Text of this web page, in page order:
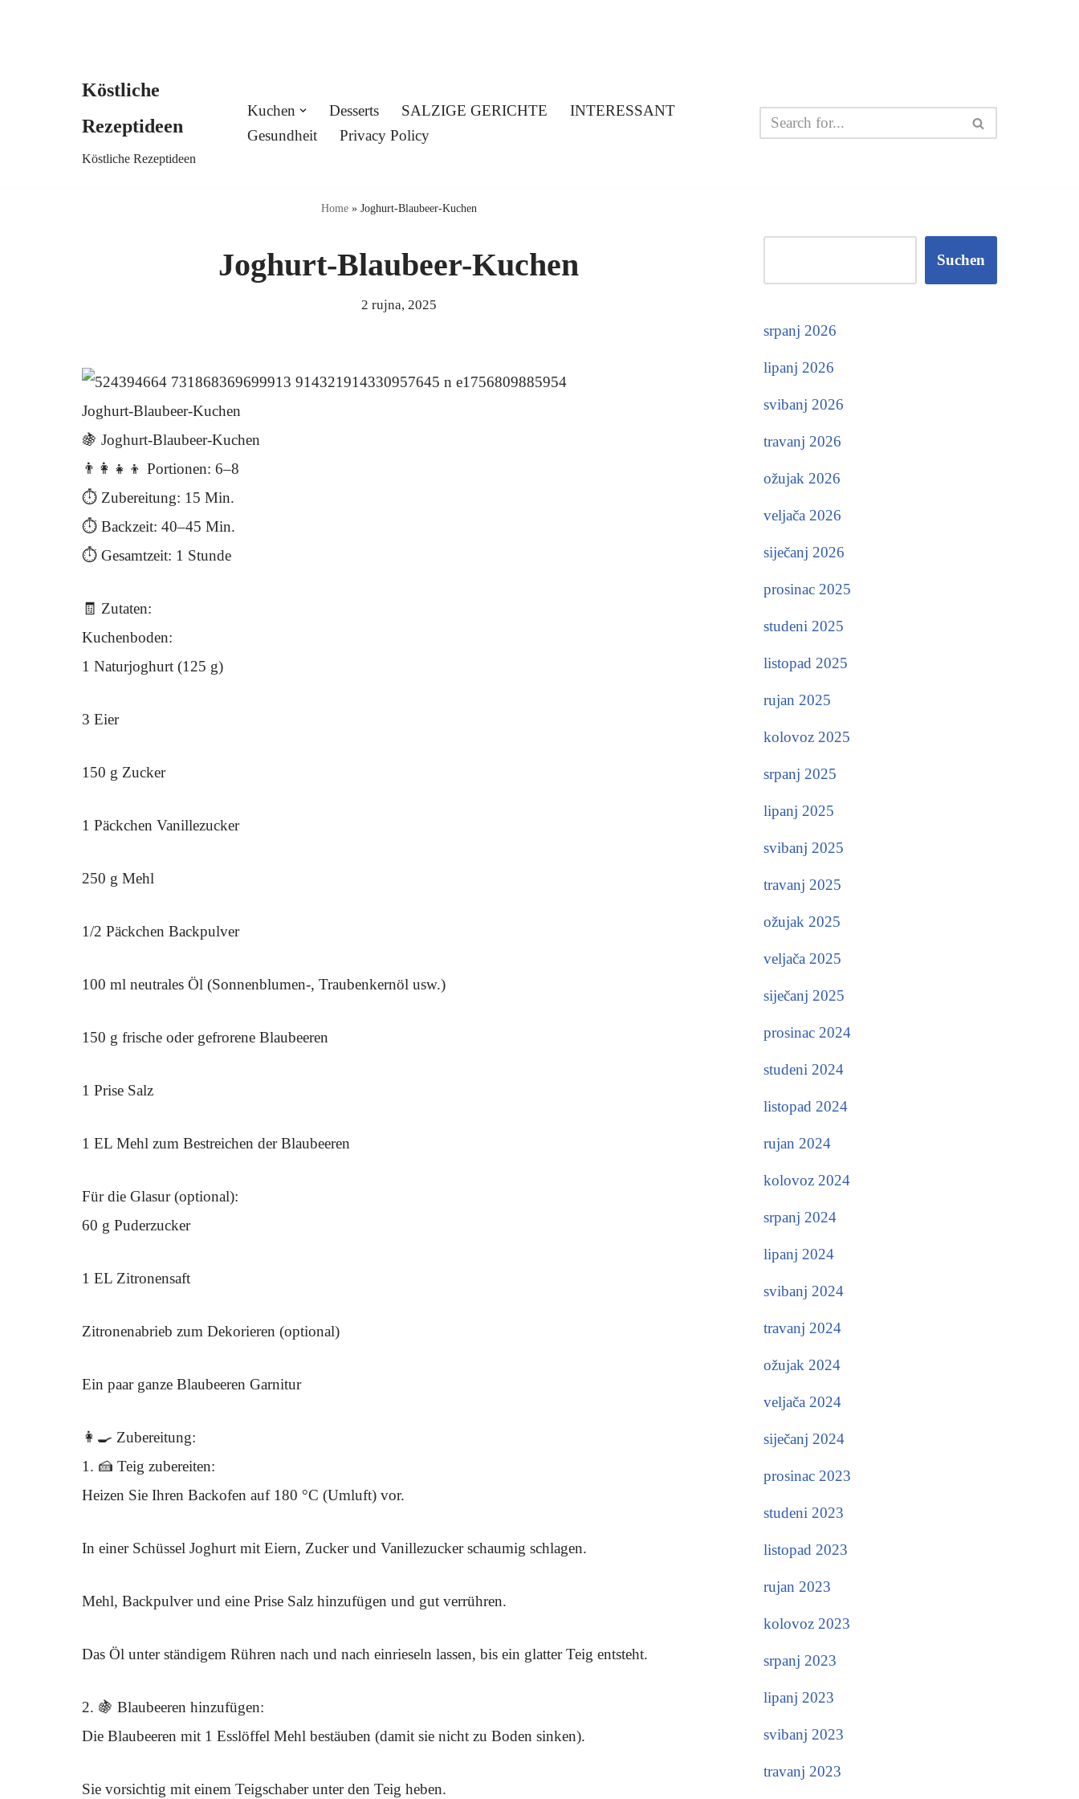
Köstliche
Rezeptideen
Köstliche Rezeptideen
Kuchen Desserts SALZIGE GERICHTE
INTERESSANT
Gesundheit
Privacy Policy
Home» Joghurt-Blaubeer-Kuchen
Joghurt-Blaubeer-Kuchen
2 rujna, 2025
Joghurt-Blaubeer-Kuchen
🍇 Joghurt-Blaubeer-Kuchen
👨‍👩‍👧‍👦 Portionen: 6–8
⏱ Zubereitung: 15 Min.
⏱ Backzeit: 40–45 Min.
⏱ Gesamtzeit: 1 Stunde
🧾 Zutaten:
Kuchenboden:
1 Naturjoghurt (125 g)
3 Eier
150 g Zucker
1 Päckchen Vanillezucker
250 g Mehl
1/2 Päckchen Backpulver
100 ml neutrales Öl (Sonnenblumen-, Traubenkernöl usw.)
150 g frische oder gefrorene Blaubeeren
1 Prise Salz
1 EL Mehl zum Bestreichen der Blaubeeren
Für die Glasur (optional):
60 g Puderzucker
1 EL Zitronensaft
Zitronenabrieb zum Dekorieren (optional)
Ein paar ganze Blaubeeren Garnitur
👩‍🍳 Zubereitung:
1. 🍰 Teig zubereiten:
Heizen Sie Ihren Backofen auf 180 °C (Umluft) vor.
In einer Schüssel Joghurt mit Eiern, Zucker und Vanillezucker schaumig schlagen.
Mehl, Backpulver und eine Prise Salz hinzufügen und gut verrühren.
Das Öl unter ständigem Rühren nach und nach einrieseln lassen, bis ein glatter Teig entsteht.
2. 🍇 Blaubeeren hinzufügen:
Die Blaubeeren mit 1 Esslöffel Mehl bestäuben (damit sie nicht zu Boden sinken).
Sie vorsichtig mit einem Teigschaber unter den Teig heben.
Suchen
srpanj 2026
lipanj 2026
svibanj 2026
travanj 2026
ožujak 2026
veljača 2026
siječanj 2026
prosinac 2025
studeni 2025
listopad 2025
rujan 2025
kolovoz 2025
srpanj 2025
lipanj 2025
svibanj 2025
travanj 2025
ožujak 2025
veljača 2025
siječanj 2025
prosinac 2024
studeni 2024
listopad 2024
rujan 2024
kolovoz 2024
srpanj 2024
lipanj 2024
svibanj 2024
travanj 2024
ožujak 2024
veljača 2024
siječanj 2024
prosinac 2023
studeni 2023
listopad 2023
rujan 2023
kolovoz 2023
srpanj 2023
lipanj 2023
svibanj 2023
travanj 2023